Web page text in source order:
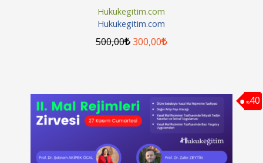
Hukukegitim.com
Hukukegitim.com
500,00 300,00
%40